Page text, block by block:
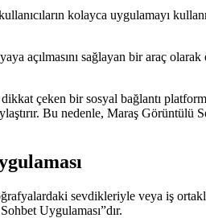
kolayca uygulamayı
açılmasını sağlayan bir araç
çeken bir sosyal bağlantı
Bu nedenle, Maraş
sevdikleriyle veya iş
Uygulaması”dır.